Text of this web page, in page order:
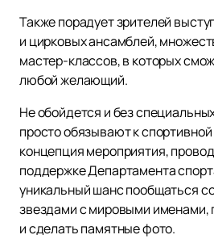
Также порадует зрителей
и цирковых ансамблей,
мастер-классов, в которых
любой желающий.
Не обойдется и без
просто обязывают к
концепция мероприятия,
поддержке Департамента
уникальный шанс пообщаться
звездами с мировыми именами,
и сделать памятные фото.